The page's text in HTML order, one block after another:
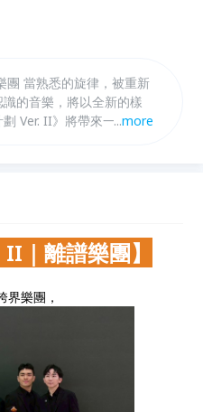
團 當熟悉的旋律，被重新
的音樂，將以全新的樣
》等西洋名曲，透過離譜
...more
II｜離譜樂團】
界樂團，